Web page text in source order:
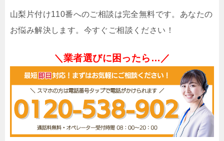
山梨片付け110番へのご相談は完全無料です。あなたの
お悩み解決します。今すぐご相談ください！
＼業者選びに困ったら…／